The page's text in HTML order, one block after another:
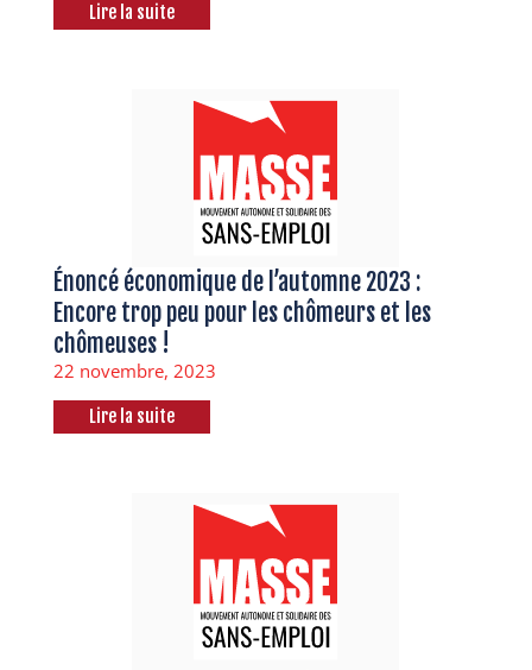
Lire la suite
Énoncé économique de l’automne 2023 :
Encore trop peu pour les chômeurs et les
chômeuses !
22 novembre, 2023
Lire la suite